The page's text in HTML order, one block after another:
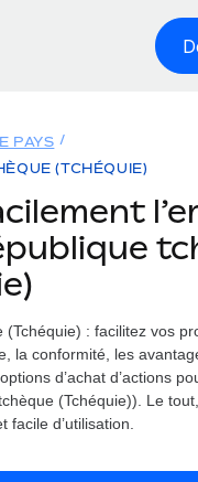
facilement et en toute
record
à l’international sans
des freelances
sur l’emploi à
des États-Unis (par État)
du risque de
de requalification de
PAYS
(TCHÉQUIE)
: facilitez vos
la conformité, les
d’achat d’actions
(Tchéquie)). Le
facile d’utilisation.